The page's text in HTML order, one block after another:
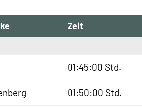
Zeit
01:45:00 Std.
01:50:00 Std.